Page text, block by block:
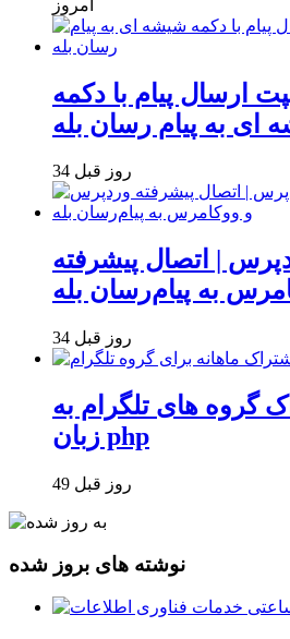
امروز
ارسال پیام با دکمه
ای به پیام رسان بله
34 روز قبل
| اتصال پیشرفته
به پیام‌رسان بله
34 روز قبل
گروه های تلگرام به
زبان php
49 روز قبل
نوشته های بروز شده